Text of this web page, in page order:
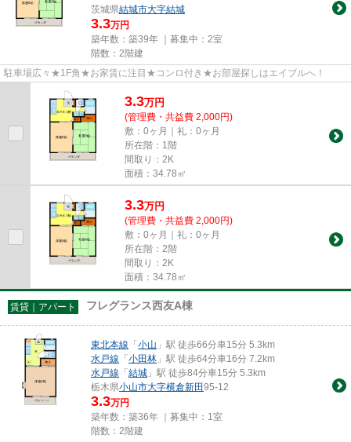
茨城県結城市大字結城
3.3万円
築年数：築39年 ｜募集中： 2室
階数：2階建
駐車場広々★1F角★お家賃に注目★コンロ付き★お部屋探しはエイブルへ！
3.3万円
(管理費・共益費 2,000円)
敷：0ヶ月｜礼：0ヶ月
所在階：1階
間取り：2K
面積：34.78㎡
3.3万円
(管理費・共益費 2,000円)
敷：0ヶ月｜礼：0ヶ月
所在階：2階
間取り：2K
面積：34.78㎡
賃貸｜アパート フレグランス西友A棟
東北本線 「小山 」駅 徒歩66分車15分 5.3km
水戸線 「小田林 」駅 徒歩64分車16分 7.2km
水戸線 「結城 」駅 徒歩84分車15分 5.3km
栃木県小山市大字横倉新田95-12
3.3万円
築年数：築36年 ｜募集中： 1室
階数：2階建